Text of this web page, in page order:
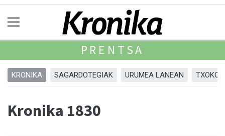
PRENTSA
KRONIKA SAGARDOTEGIAK URUMEA LANEAN
Kronika 1830